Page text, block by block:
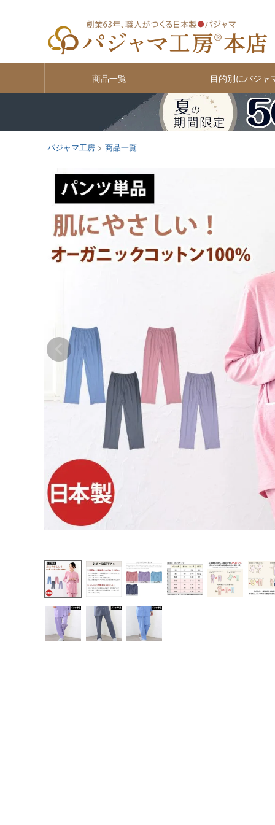
商品一覧 目的別にパジャ
パジャマ工房 商品一覧